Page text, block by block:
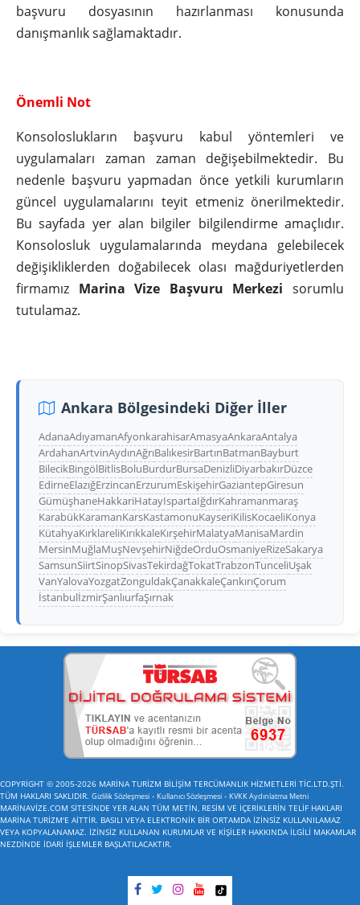
başvuru dosyasının hazırlanması konusunda
danışmanlık sağlamaktadır.
Önemli Not
Konsoloslukların başvuru kabul yöntemleri ve
uygulamaları zaman zaman değişebilmektedir. Bu
nedenle başvuru yapmadan önce yetkili kurumların
güncel uygulamalarını teyit etmeniz önerilmektedir.
Bu sayfada yer alan bilgiler bilgilendirme amaçlıdır.
Konsolosluk uygulamalarında meydana gelebilecek
değişikliklerden doğabilecek olası mağduriyetlerden
firmamız Marina Vize Başvuru Merkezisorumlu
tutulamaz.
Ankara Bölgesindeki Diğer İller
AdanaAdıyamanAfyonkarahisarAmasyaAnkaraAntalya
ArdahanArtvinAydınAğrıBalıkesirBartınBatmanBayburt
BilecikBingölBitlisBoluBurdurBursaDenizliDiyarbakırDüzce
EdirneElazığErzincanErzurumEskişehirGaziantepGiresun
GümüşhaneHakkariHatayIspartaIğdırKahramanmaraş
KarabükKaramanKarsKastamonuKayseriKilisKocaeliKonya
KütahyaKırklareliKırıkkaleKırşehirMalatyaManisaMardin
MersinMuğlaMuşNevşehirNiğdeOrduOsmaniyeRizeSakarya
SamsunSiirtSinopSivasTekirdağTokatTrabzonTunceliUşak
VanYalovaYozgatZonguldakÇanakkaleÇankırıÇorum
İstanbulİzmirŞanlıurfaŞırnak
COPYRİGHT © 2005-2026 MARİNA TURİZM BİLİŞİM TERCÜMANLIK HİZMETLERİ TİC.LTD.ŞTİ.
TÜM HAKLARI SAKLIDIR. Gizlilik Sözleşmesi - Kullanıcı Sözleşmesi - KVKK Aydınlatma Metni
MARİNAVİZE.COM SİTESİNDE YER ALAN TÜM METİN, RESİM VE İÇERİKLERİN TELİF HAKLARI
MARİNA TURİZM'E AİTTİR. BASILI VEYA ELEKTRONİK BİR ORTAMDA İZİNSİZ KULLANILAMAZ
VEYA KOPYALANAMAZ. İZİNSİZ KULLANAN KURUMLAR VE KİŞİLER HAKKINDA İLGİLİ MAKAMLAR
NEZDİNDE İDARİ İŞLEMLER BAŞLATILACAKTIR.